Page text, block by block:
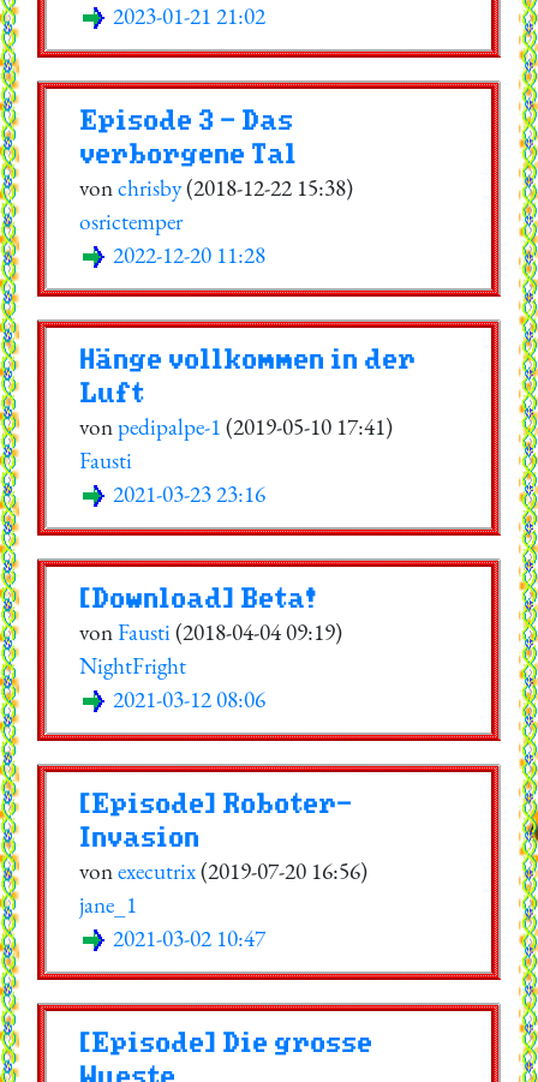
2023-01-21 21:02
Episode 3 - Das
verborgene Tal
vonchrisby(2018-12-22 15:38)
osrictemper
2022-12-20 11:28
Hänge vollkommen in der
Luft
vonpedipalpe-1 (2019-05-10 17:41)
Fausti
2021-03-23 23:16
[Download] Beta!
vonFausti(2018-04-04 09:19)
NightFright
2021-03-12 08:06
[Episode] Roboter-
Invasion
vonexecutrix(2019-07-20 16:56)
jane_1
2021-03-02 10:47
[Episode] Die grosse